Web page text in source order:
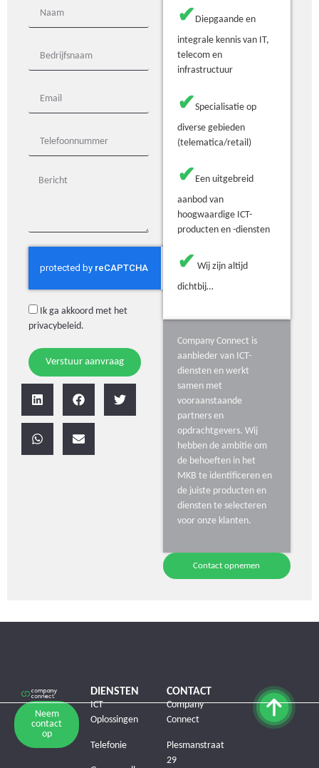
Ik ga akkoord met het
privacybeleid.
Verstuur aanvraag
✔ Diepgaande en
integrale kennis van IT,
telecom en
infrastructuur
✔Specialisatie op
diverse gebieden
(telematica/retail)
✔ Een uitgebreid
aanbod van
hoogwaardige ICT-
producten en -diensten
✔ Wij zijn altijd
dichtbij…
Company Connect is
aanbieder van ICT-
diensten en werkt
samen met
vooraanstaande
partners en
opdrachtgevers. Wij
hebben de ambitie om
de behoeften in het
MKB te identificeren en
de juiste producten en
diensten te selecteren
voor onze klanten.
Contact opnemen
Neem
contact
op
DIENSTEN
ICT
Oplossingen
Telefonie
CONTACT
Company
Connect
Plesmanstraat
29